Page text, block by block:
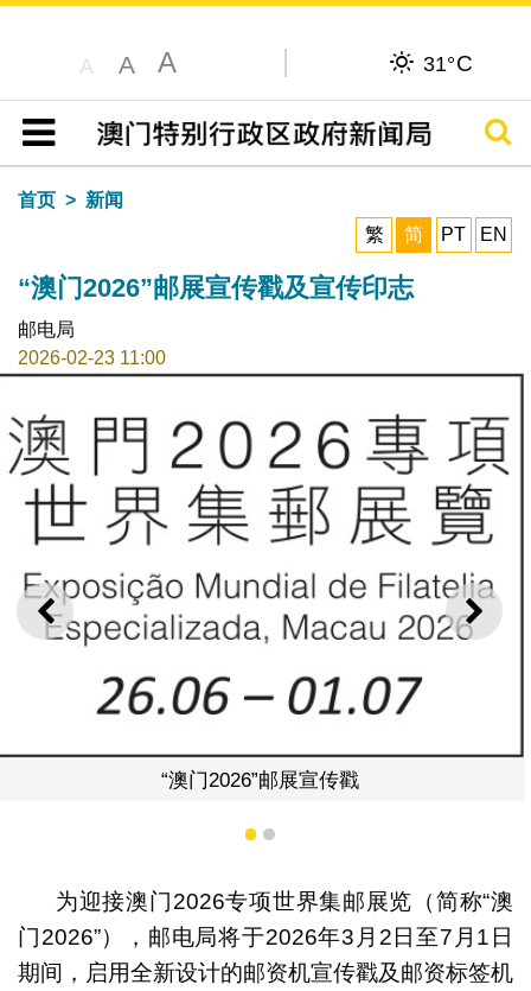
A A A 31°C
目录
搜寻
首页
新闻
繁
简 PT EN
“澳门2026”邮展宣传戳及宣传印志
邮电局
2026-02-23 11:00
上一则 下一
门2026”邮展宣传戳
“澳门
1 2
为迎接澳门2026专项世界集邮展览（简称“澳
门2026”），邮电局将于2026年3月2日至7月1日
期间，启用全新设计的邮资机宣传戳及邮资标签机